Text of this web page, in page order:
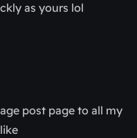
as yours lol
post page to all my